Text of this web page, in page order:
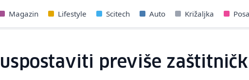
Magazin Lifestyle Scitech Auto Križaljka
previše